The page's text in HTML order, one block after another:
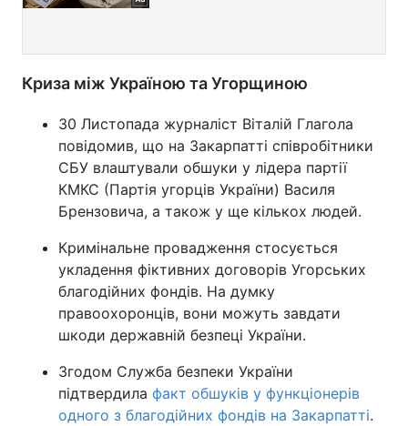
Криза між Україною та Угорщиною
30 Листопада журналіст Віталій Глагола
повідомив, що на Закарпатті співробітники
СБУ влаштували обшуки у лідера партії
КМКС (Партія угорців України) Василя
Брензовича, а також у ще кількох людей.
Кримінальне провадження стосується
укладення фіктивних договорів Угорських
благодійних фондів. На думку
правоохоронців, вони можуть завдати
шкоди державній безпеці України.
Згодом Служба безпеки України
підтвердила факт обшуків у функціонерів
одного з благодійних фондів на Закарпатті.